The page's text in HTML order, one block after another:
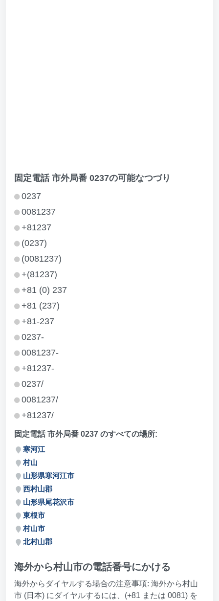
固定電話 市外局番 0237の可能なつづり
0237
0081237
+81237
(0237)
(0081237)
+(81237)
+81 (0) 237
+81 (237)
+81-237
0237-
0081237-
+81237-
0237/
0081237/
+81237/
固定電話 市外局番 0237 のすべての場所:
寒河江
村山
山形県寒河江市
西村山郡
山形県尾花沢市
東根市
村山市
北村山郡
海外から村山市の電話番号にかける
海外からダイヤルする場合の注意事項: 海外から村山
市 (日本) にダイヤルするには、(+81 または 0081) を